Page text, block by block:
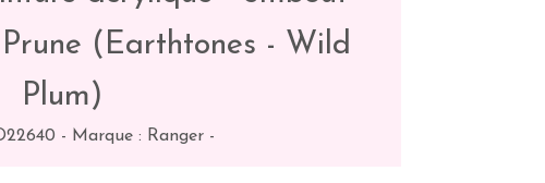
(Earthtones - Wild
Plum)
- Marque : Ranger -